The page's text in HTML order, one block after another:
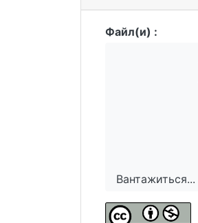
Файл(и) :
Вантажиться...
Вантажиться...